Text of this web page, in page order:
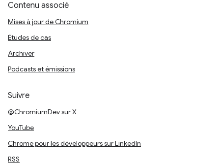
Contenu associé
Mises à jour de Chromium
Études de cas
Archiver
Podcasts et émissions
Suivre
@ChromiumDev sur X
YouTube
Chrome pour les développeurs sur LinkedIn
RSS